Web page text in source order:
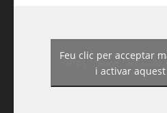
https://
Feu clic per acceptar
i activar